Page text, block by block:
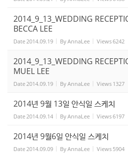
2014_9_13_WEDDING
BECCA LEE
Date2014.09.19 ByAnnaLee Views6242
2014_9_13_WEDDING
MUEL LEE
Date2014.09.19 ByAnnaLee Views 1327
2014년 9월 13일 안식일 스케치
Date2014.09.14 ByAnnaLee Views6197
2014년 9월6일 안식일 스케치
Date2014.09.09 ByAnnaLee Views 5904